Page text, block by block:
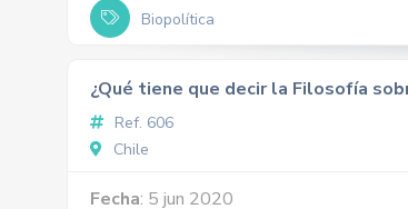
Biopolítica
¿Qué tiene que decir la Filosofía
Ref. 606
Chile
Fecha: 5 jun 2020